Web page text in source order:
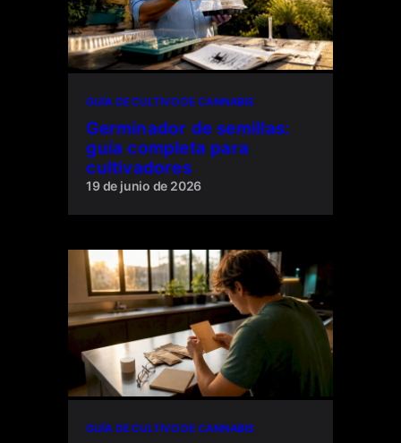
GUÍA DE CULTIVO DE CANNABIS
Germinador de semillas:
guía completa para
cultivadores
19 de junio de 2026
GUÍA DE CULTIVO DE CANNABIS